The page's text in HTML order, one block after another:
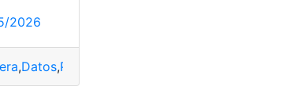
,Willian
2026
,Datos,Pacho